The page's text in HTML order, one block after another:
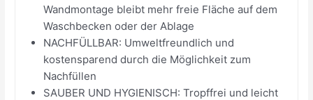
Wandmontage bleibt mehr freie Fläche auf dem
Waschbecken oder der Ablage
NACHFÜLLBAR: Umweltfreundlich und
kostensparend durch die Möglichkeit zum
Nachfüllen
SAUBER UND HYGIENISCH: Tropffrei und leicht